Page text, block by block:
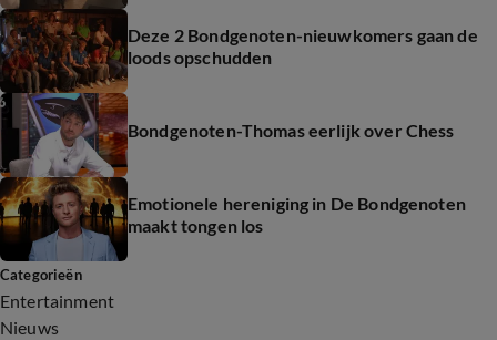
Deze 2 Bondgenoten-nieuwkomers gaan de
loods opschudden
Bondgenoten-Thomas eerlijk over Chess
Emotionele hereniging in De Bondgenoten
maakt tongen los
Categorieën
Entertainment
Nieuws